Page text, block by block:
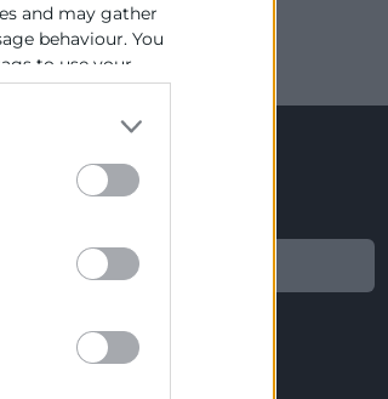
and may gather
behaviour. You
to use your
Aviso legal
Política de privacidad